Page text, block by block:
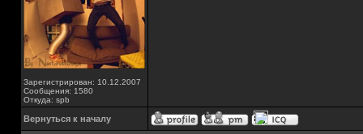
Зарегистрирован: 10.12.2007
Сообщения: 1580
Откуда: spb
Вернуться к началу